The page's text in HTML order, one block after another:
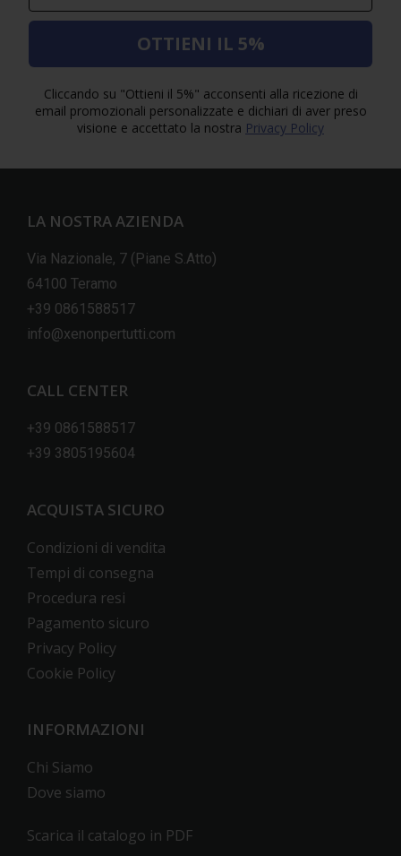
OTTIENI IL 5%
Cliccando su "Ottieni il 5%" acconsenti alla ricezione di
email promozionali personalizzate e dichiari di aver preso
visione e accettato la nostra Privacy Policy
LA NOSTRA AZIENDA
Via Nazionale, 7 (Piane S.Atto)
64100 Teramo
+39 0861588517
info@xenonpertutti.com
CALL CENTER
+39 0861588517
+39 3805195604
ACQUISTA SICURO
Condizioni di vendita
Tempi di consegna
Procedura resi
Pagamento sicuro
Privacy Policy
Cookie Policy
INFORMAZIONI
Chi Siamo
Dove siamo
Scarica il catalogo in PDF